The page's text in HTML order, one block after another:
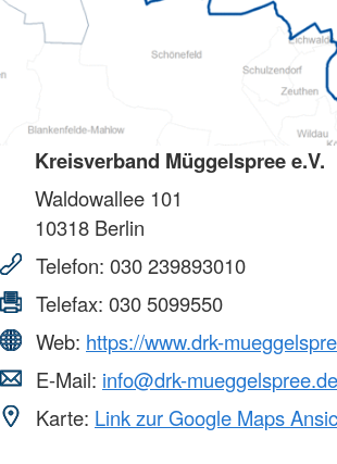
Kreisverband Müggelspree e.V.
Waldowallee 101
10318 Berlin
Telefon: 030 239893010
Telefax: 030 5099550
Web: https://www.drk-
E-Mail: info@drk-mueggelspree.de
Karte: Link zur Google Maps